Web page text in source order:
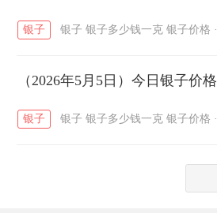
银子 银子 银子多少钱一克 银子价格 ·
（2026年5月5日）今日银子价
银子 银子 银子多少钱一克 银子价格 ·